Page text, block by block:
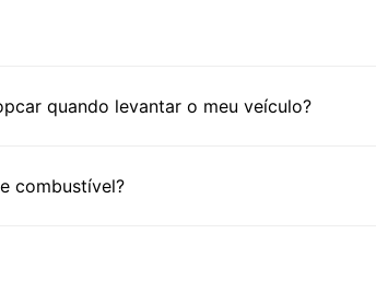
quando levantar o meu veículo?
combustível?